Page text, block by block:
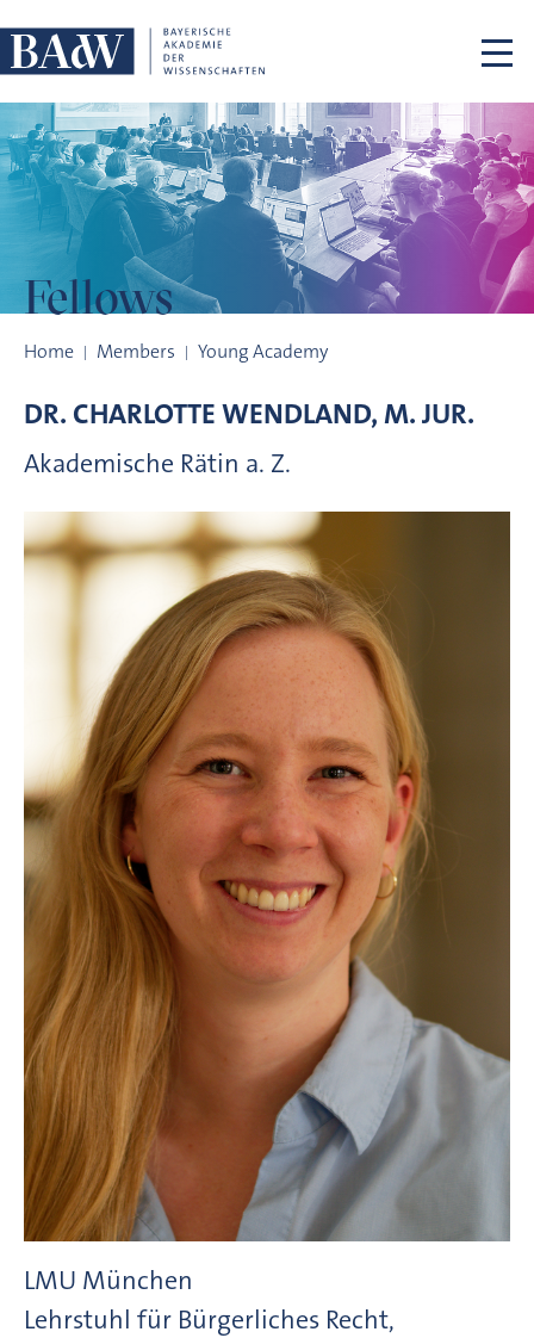
Fellows
Home Members Young Academy
DR. CHARLOTTEWENDLAND, M. JUR.
Akademische Rätin a. Z.
LMU München
Lehrstuhl für Bürgerliches Recht,